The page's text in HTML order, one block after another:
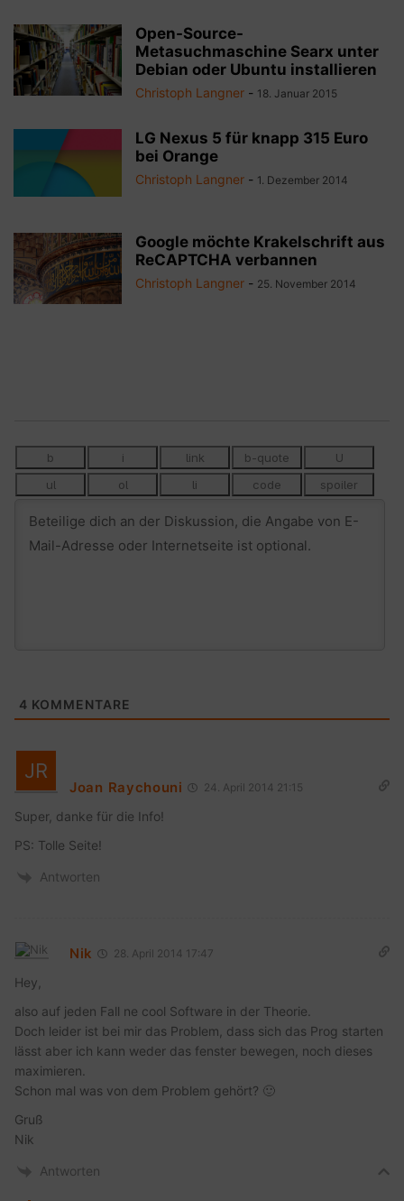
Open-Source-
Metasuchmaschine Searx unter
Debian oder Ubuntu installieren
Christoph Langner - 18. Januar 2015
LG Nexus 5 für knapp 315 Euro
bei Orange
Christoph Langner - 1. Dezember 2014
Google möchte Krakelschrift aus
ReCAPTCHA verbannen
Christoph Langner - 25. November 2014
4 KOMMENTARE
Joan Raychouni 24. April 2014 21:15
Super, danke für die Info!
PS: Tolle Seite!
Antworten
Nik 28. April 2014 17:47
Hey,
also auf jeden Fall ne cool Software in der Theorie.
Doch leider ist bei mir das Problem, dass sich das Prog starten
lässt aber ich kann weder das fenster bewegen, noch dieses
maximieren.
Schon mal was von dem Problem gehört? 🙂
Gruß
Nik
Antworten